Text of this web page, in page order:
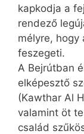
kapkodja a
rendező
mélyre, hogy
feszegeti.
A Bejrútban
elképesztő
(Kawthar Al
valamint öt
család